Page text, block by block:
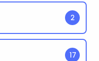
2
17